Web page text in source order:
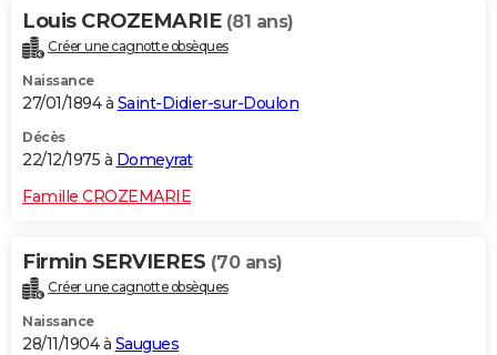
Louis CROZEMARIE (81 ans)
Créer une cagnotte obsèques
Naissance
27/01/1894 à Saint-Didier-sur-Doulon
Décès
22/12/1975 à Domeyrat
Famille CROZEMARIE
Firmin SERVIERES (70 ans)
Créer une cagnotte obsèques
Naissance
28/11/1904 à Saugues